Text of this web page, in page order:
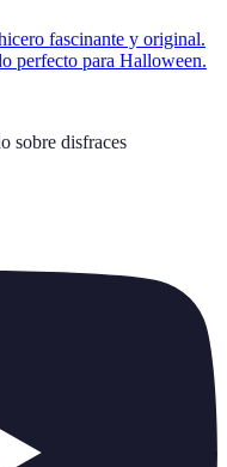
fascinante y original.
perfecto para Halloween.
sobre disfraces